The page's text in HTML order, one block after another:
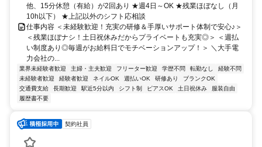
他、15分休憩（有給）が2回あり ★週4日～OK ★残業ほぼなし（月
10h以下） ★上記以外のシフト応相談
仕事内容 ＜未経験歓迎！充実の研修＆手厚いサポート体制で安心♪＞
＜残業ほぼナシ！土日祝休みだからプライベートも充実◎＞ ＜週払
い制度あり◎毎週がお給料日でモチベーションアップ！＞ ＼大手電
力会社の...
業界未経験者歓迎 主婦・主夫歓迎 フリーター歓迎 学歴不問 転勤なし
経験不問
未経験者歓迎
経験者歓迎 ネイルOK 週払いOK 研修あり
ブランクOK
交通費支給
長期歓迎 駅近5分以内 シフト制 ピアスOK 土日祝休み
服装自由
履歴書不要
契約社員